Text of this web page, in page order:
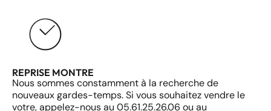
REPRISE MONTRE
Nous sommes constamment à la recherche de
nouveaux gardes-temps. Si vous souhaitez vendre le
votre, appelez-nous au 05.61.25.26.06 ou au